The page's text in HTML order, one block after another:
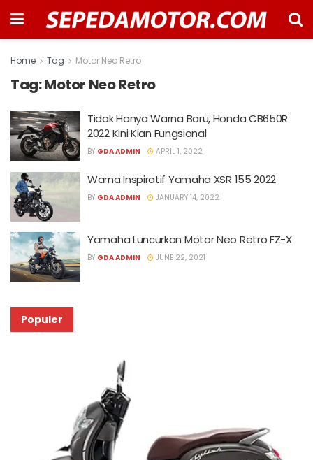
Home Tag Motor Neo Retro
Tag:Motor Neo Retro
Tidak Hanya Warna Baru, Honda CB650R
2022 Kini Kian Fungsional
BY GDA ADMIN APRIL 1, 2022
Warna Inspiratif Yamaha XSR 155 2022
BY GDA ADMIN JANUARY 14, 2022
Yamaha Luncurkan Motor Neo Retro FZ-X
BY GDA ADMIN JUNE 22, 2021
Populer